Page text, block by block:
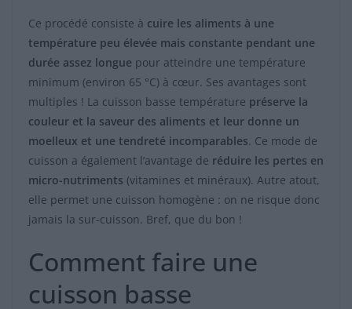
Ce procédé consiste à cuire les aliments à une
température peu élevée mais constante pendant une
durée assez longue pour atteindre une température
minimum (environ 65 °C) à cœur. Ses avantages sont
multiples ! La cuisson basse température préserve la
couleur et la saveur des aliments et leur donne un
moelleux et une tendreté incomparables. Ce mode de
cuisson a également l’avantage de réduire les pertes en
micro-nutriments (vitamines et minéraux). Autre atout,
elle permet une cuisson homogène : on ne risque donc
jamais la sur-cuisson. Bref, que du bon !
Comment faire une
cuisson basse